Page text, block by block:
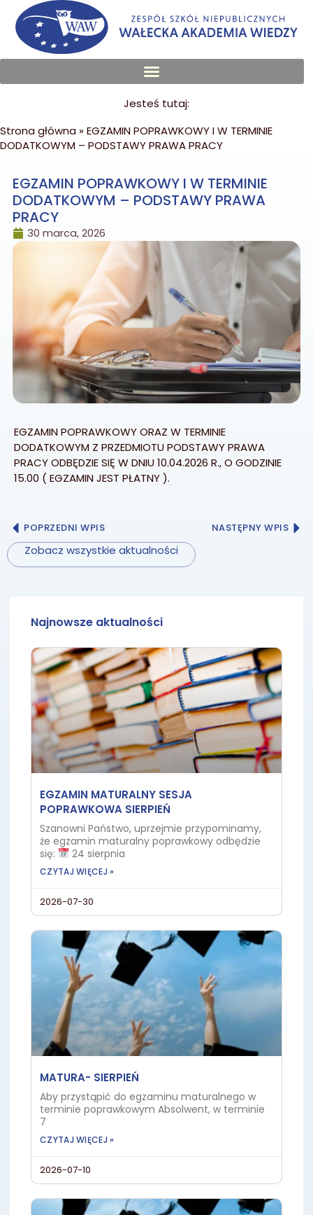
Jesteś tutaj:
Strona główna »EGZAMIN POPRAWKOWY I W TERMINIE
DODATKOWYM – PODSTAWY PRAWA PRACY
EGZAMIN POPRAWKOWY I W TERMINIE
DODATKOWYM – PODSTAWY PRAWA
PRACY
30 marca, 2026
EGZAMIN POPRAWKOWY ORAZ W TERMINIE
DODATKOWYM Z PRZEDMIOTU PODSTAWY PRAWA
PRACY ODBĘDZIE SIĘ W DNIU 10.04.2026 R., O GODZINIE
15.00 ( EGZAMIN JEST PŁATNY ).
POPRZEDNI WPIS NASTĘPNY WPIS
Zobacz wszystkie aktualności
Najnowsze aktualności
EGZAMIN MATURALNY SESJA
POPRAWKOWA SIERPIEŃ
Szanowni Państwo, uprzejmie przypominamy,
że egzamin maturalny poprawkowy odbędzie
się:
24 sierpnia
CZYTAJ WIĘCEJ »
2026-07-30
MATURA- SIERPIEŃ
Aby przystąpić do egzaminu maturalnego w
terminie poprawkowym Absolwent, w terminie
7
CZYTAJ WIĘCEJ »
2026-07-10